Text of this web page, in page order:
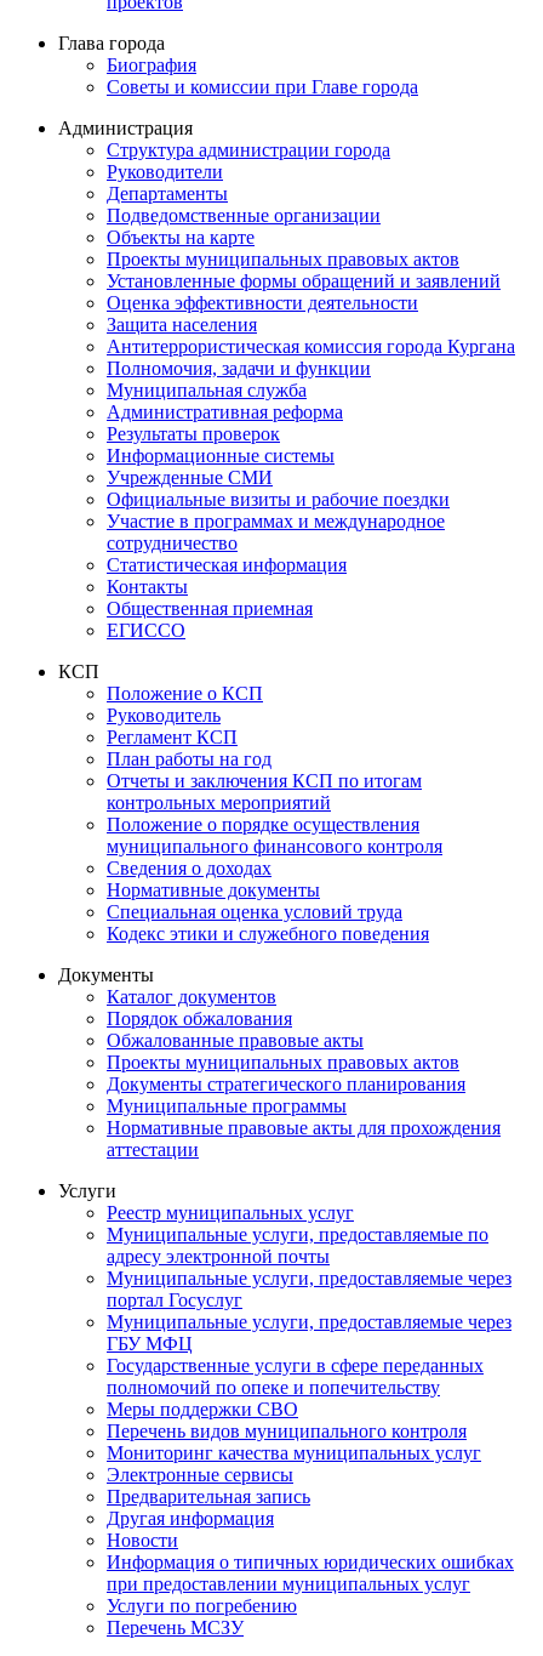
Глава города
Биография
Советы и комиссии при Главе города
Администрация
Структура администрации города
Руководители
Департаменты
Подведомственные организации
Объекты на карте
Проекты муниципальных правовых актов
Установленные формы обращений и заявлений
Оценка эффективности деятельности
Защита населения
Антитеррористическая комиссия города Кургана
Полномочия, задачи и функции
Муниципальная служба
Административная реформа
Результаты проверок
Информационные системы
Учрежденные СМИ
Официальные визиты и рабочие поездки
Участие в программах и международное
сотрудничество
Статистическая информация
Контакты
Общественная приемная
ЕГИССО
КСП
Положение о КСП
Руководитель
Регламент КСП
План работы на год
Отчеты и заключения КСП по итогам
контрольных мероприятий
Положение о порядке осуществления
муниципального финансового контроля
Сведения о доходах
Нормативные документы
Специальная оценка условий труда
Кодекс этики и служебного поведения
Документы
Каталог документов
Порядок обжалования
Обжалованные правовые акты
Проекты муниципальных правовых актов
Документы стратегического планирования
Муниципальные программы
Нормативные правовые акты для прохождения
аттестации
Услуги
Реестр муниципальных услуг
Муниципальные услуги, предоставляемые по
адресу электронной почты
Муниципальные услуги, предоставляемые через
портал Госуслуг
Муниципальные услуги, предоставляемые через
ГБУ МФЦ
Государственные услуги в сфере переданных
полномочий по опеке и попечительству
Меры поддержки СВО
Перечень видов муниципального контроля
Мониторинг качества муниципальных услуг
Электронные сервисы
Предварительная запись
Другая информация
Новости
Информация о типичных юридических ошибках
при предоставлении муниципальных услуг
Услуги по погребению
Перечень МСЗУ